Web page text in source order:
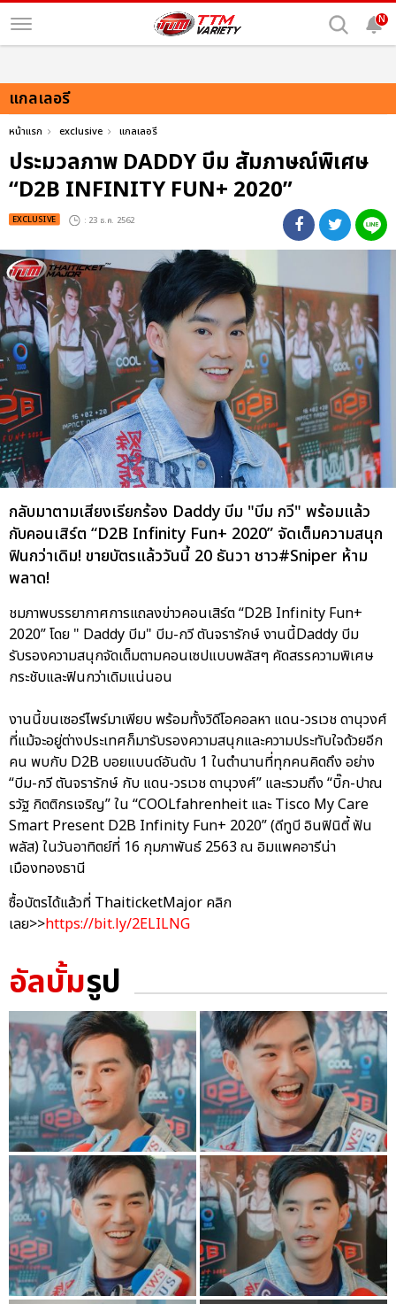
N
แกลเลอรี
หน้าแรก exclusive แกลเลอรี
ประมวลภาพ DADDY บีม สัมภาษณ์พิเศษ
“D2B INFINITY FUN+ 2020”
EXCLUSIVE : 23 ธ.ค. 2562
กลับมาตามเสียงเรียกร้อง Daddy บีม "บีม กวี" พร้อมแล้ว
กับคอนเสิร์ต “D2B Infinity Fun+ 2020” จัดเต็มความสนุก
ฟินกว่าเดิม! ขายบัตรแล้ววันนี้ 20 ธันวา ชาว#Sniper ห้าม
พลาด!
ชมภาพบรรยากาศการแถลงข่าวคอนเสิร์ต “D2B Infinity Fun+
2020” โดย " Daddy บีม" บีม-กวี ตันจรารักษ์ งานนี้Daddy บีม
รับรองความสนุกจัดเต็มตามคอนเซปแบบพลัสๆ คัดสรรความพิเศษ
กระชับและฟินกว่าเดิมแน่นอน
งานนี้ขนเซอร์ไพร์มาเพียบ พร้อมทั้งวิดีโอคอลหา แดน-วรเวช ดานุวงศ์
ที่แม้จะอยู่ต่างประเทศก็มารับรองความสนุกและความประทับใจด้วยอีก
คน พบกับ D2B บอยแบนด์อันดับ 1 ในตำนานที่ทุกคนคิดถึง อย่าง
“บีม-กวี ตันจรารักษ์ กับ แดน-วรเวช ดานุวงศ์” และรวมถึง “บิ๊ก-ปาณ
รวัฐ กิตติกรเจริญ” ใน “COOLfahrenheit และ Tisco My Care
Smart Present D2B Infinity Fun+ 2020” (ดีทูบี อินฟินิตี้ ฟัน
พลัส) ในวันอาทิตย์ที่ 16 กุมภาพันธ์ 2563 ณ อิมแพคอารีน่า
เมืองทองธานี
ซื้อบัตรได้แล้วที่ ThaiticketMajor คลิก
เลย>>https://bit.ly/2ELILNG
อัลบั้มรูป